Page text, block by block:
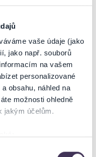
vaše údaje (jako
jako např. souborů
na vašem
personalizované
obsahu, náhled na
možnosti ohledně
jakým účelům.
pravosti vstupenek
si vždy zakoupíte
vstupenek
portálech. Ticketportal s
společného a tento
nepodporuje.